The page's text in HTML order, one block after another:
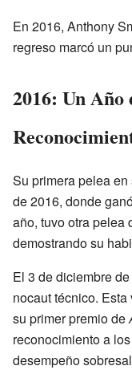
En 2016, Anthony
regreso marcó un
2016: Un
Su primera pelea
de 2016, donde
año, tuvo otra pelea
demostrando su
El 3 de diciembre
nocaut técnico.
su primer premio de
reconocimiento a
desempeño